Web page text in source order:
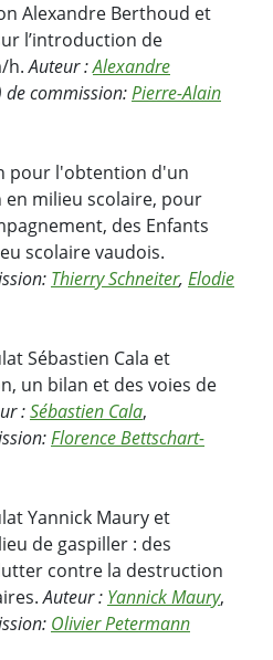
Alexandre Berthoud et
l’introduction de
h.Auteur :Alexandre
de commission:Pierre-Alain
pour l'obtention d'un
milieu scolaire, pour
des Enfants
scolaire vaudois.
Thierry Schneiter, Elodie
Sébastien Cala et
un bilan et des voies de
:Sébastien Cala,
Florence Bettschart-
Yannick Maury et
de gaspiller : des
contre la destruction
Auteur : Yannick Maury,
Olivier Petermann